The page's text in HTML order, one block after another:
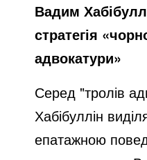
Вадим
стратегія
адвокатури»
Серед "тролів
Хабібуллін
епатажною